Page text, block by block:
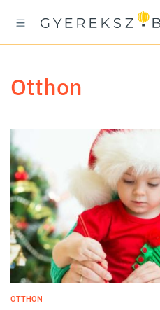
otthon
OTTHON